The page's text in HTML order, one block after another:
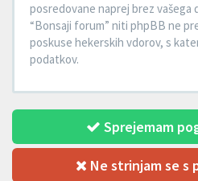
posredovane naprej brez vašega
“Bonsaji forum” niti phpBB ne
poskuse hekerskih vdorov, s
podatkov.
Sprejemam
Ne strinjam se s